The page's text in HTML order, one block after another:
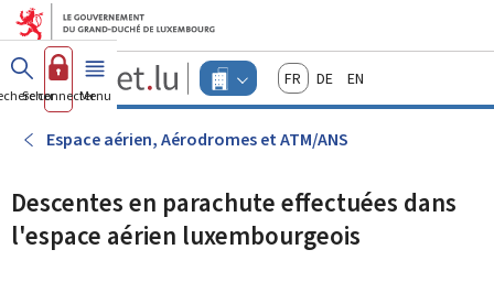
Aller au menu principal
Aller au contenu
Guichet.lu
Changer
d'espace
Menu
actif
FrançaisDeutschEnglish
Se connecterMenu principal
Espace aérien, Aérodromes et ATM/ANS
Descentes en parachute effectuées dans
l'espace aérien luxembourgeois